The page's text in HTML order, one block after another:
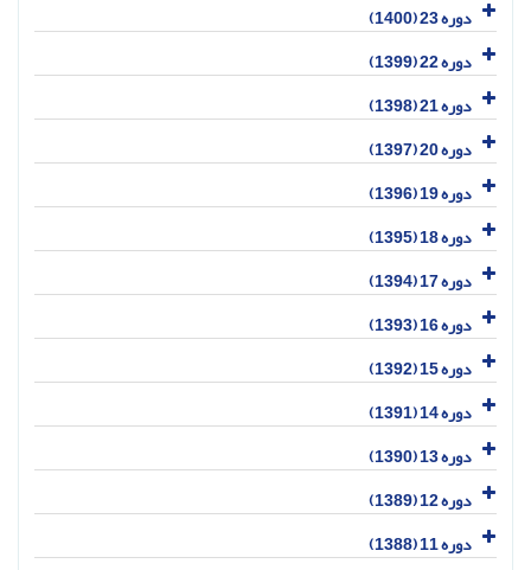
دوره 23 (1400)
دوره 22 (1399)
دوره 21 (1398)
دوره 20 (1397)
دوره 19 (1396)
دوره 18 (1395)
دوره 17 (1394)
دوره 16 (1393)
دوره 15 (1392)
دوره 14 (1391)
دوره 13 (1390)
دوره 12 (1389)
دوره 11 (1388)